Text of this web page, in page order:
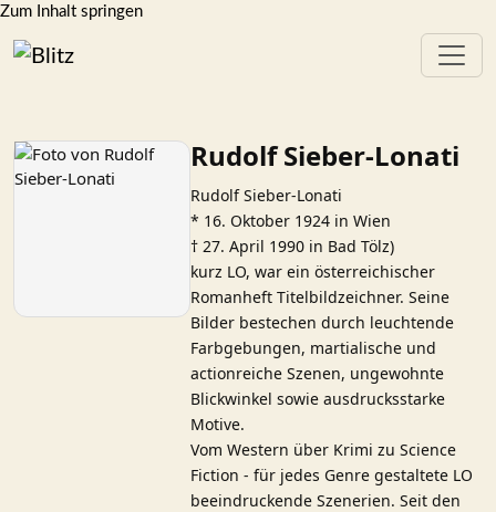
Zum Inhalt springen
Rudolf Sieber-Lonati
Rudolf Sieber-Lonati
* 16. Oktober 1924 in Wien
† 27. April 1990 in Bad Tölz)
kurz LO, war ein österreichischer
Romanheft Titelbildzeichner. Seine
Bilder bestechen durch leuchtende
Farbgebungen, martialische und
actionreiche Szenen, ungewohnte
Blickwinkel sowie ausdrucksstarke
Motive.
Vom Western über Krimi zu Science
Fiction - für jedes Genre gestaltete LO
beeindruckende Szenerien. Seit den